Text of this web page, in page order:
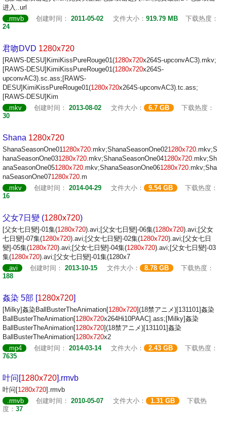
进入..url
.rmvb
创建时间： 2011-05-02 文件大小： 919.79 MB
下载热度：
24
君吻DVD 1280x720
[RAWS-DESU]KimiKissPureRouge01(1280x720x264S-upconvAC3).mkv;
[RAWS-DESU]KimiKissPureRouge01(1280x720x264S-
upconvAC3).sc.ass;[RAWS-
DESU]KimiKissPureRouge01(1280x720x264S-upconvAC3).tc.ass;
[RAWS-DESU]Kim
.mkv
创建时间： 2013-08-02 文件大小： 6.7 GB
下载热度：
30
Shana 1280x720
ShanaSeasonOne011280x720.mkv;ShanaSeasonOne021280x720.mkv;S
hanaSeasonOne031280x720.mkv;ShanaSeasonOne041280x720.mkv;Sh
anaSeasonOne051280x720.mkv;ShanaSeasonOne061280x720.mkv;Sha
naSeasonOne071280x720.m
.mkv
创建时间： 2014-04-29 文件大小： 9.54 GB
下载热度：
16
父女7日變 (1280x720)
[父女七日變]-01集(1280x720).avi;[父女七日變]-06集(1280x720).avi;[父女
七日變]-07集(1280x720).avi;[父女七日變]-02集(1280x720).avi;[父女七日
變]-05集(1280x720).avi;[父女七日變]-04集(1280x720).avi;[父女七日變]-03
集(1280x720).avi;[父女七日變]-01集(1280x7
.avi
创建时间： 2013-10-15 文件大小： 8.78 GB
下载热度：
188
姦染 5部 [1280x720]
[Milky]姦染BallBusterTheAnimation[1280x720](18禁アニメ)[131101]姦染
BallBusterTheAnimation[1280x720x264Hi10PAAC].ass;[Milky]姦染
BallBusterTheAnimation[1280x720](18禁アニメ)[131101]姦染
BallBusterTheAnimation[1280x720x2
.mp4
创建时间： 2014-03-14 文件大小： 2.43 GB
下载热度：
7635
叶问[1280x720].rmvb
叶问[1280x720].rmvb
.rmvb
创建时间： 2010-05-07 文件大小： 1.31 GB
下载热
度： 37